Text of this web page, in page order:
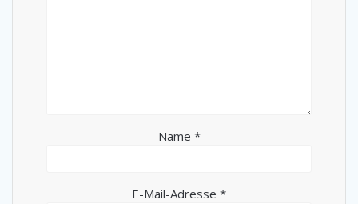
Name *
E-Mail-Adresse *